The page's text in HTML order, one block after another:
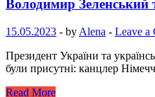
Володимир Зеленський
15.05.2023 - by Alena - Leave a
Президент України та
були присутні: канцлер
Read More